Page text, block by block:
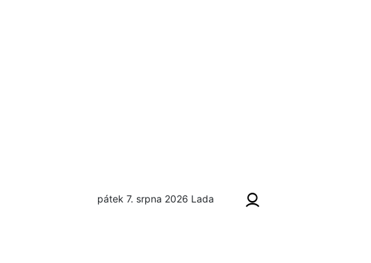
pátek 7. srpna 2026 Lada